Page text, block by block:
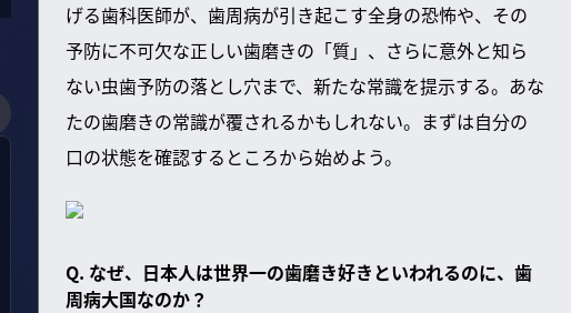
げる歯科医師が、歯周病が引き起こす全身の恐怖や、その
予防に不可欠な正しい歯磨きの「質」、さらに意外と知ら
ない虫歯予防の落とし穴まで、新たな常識を提示する。あな
たの歯磨きの常識が覆されるかもしれない。まずは自分の
口の状態を確認するところから始めよう。
Q. なぜ、日本人は世界一の歯磨き好きといわれるのに、歯
周病大国なのか？